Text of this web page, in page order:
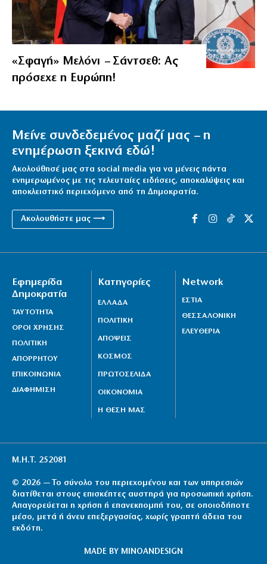
«Σφαγή» Μελόνι – Σάντσεθ: Ας
πρόσεχε η Ευρώπη!
Μείνε συνδεδεμένος μαζί μας – η
ενημέρωση ξεκινά εδώ!
Ακολούθησέ μας στα social media για να μένεις πάντα
ενημερωμένος με τις τελευταίες ειδήσεις, αποκαλύψεις και
αποκλειστικό περιεχόμενο από τη Δημοκρατία.
Ακολουθήστε μας ⟶
Εφημερίδα
Δημοκρατία
ΤΑΥΤΟΤΗΤΑ
ΟΡΟΙ ΧΡΗΣΗΣ
ΠΟΛΙΤΙΚΗ
ΑΠΟΡΡΗΤΟΥ
ΕΠΙΚΟΙΝΩΝΙΑ
ΔΙΑΦΗΜΙΣΗ
Κατηγορίες
ΕΛΛΑΔΑ
ΠΟΛΙΤΙΚΗ
ΑΠΟΨΕΙΣ
ΚΟΣΜΟΣ
ΠΡΩΤΟΣΕΛΙΔΑ
ΟΙΚΟΝΟΜΙΑ
Η ΘΕΣΗ ΜΑΣ
Network
ΕΣΤΙΑ
ΘΕΣΣΑΛΟΝΙΚΗ
ΕΛΕΥΘΕΡΙΑ
Μ.Η.Τ. 252081
© 2026 — Το σύνολο του περιεχομένου και των υπηρεσιών
διατίθεται στους επισκέπτες αυστηρά για προσωπική χρήση.
Απαγορεύεται η χρήση ή επανεκπομπή του, σε οποιοδήποτε
μέσο, μετά ή άνευ επεξεργασίας, χωρίς γραπτή άδεια του
εκδότη.
MADE BY MINOANDESIGN